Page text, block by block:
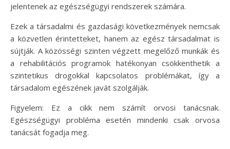
jelentenek az egészségügyi rendszerek számára.
Ezek a társadalmi és gazdasági következmények nemcsak
a közvetlen érintetteket, hanem az egész társadalmat is
sújtják. A közösségi szinten végzett megelőző munkák és
a rehabilitációs programok hatékonyan csökkenthetik a
szintetikus drogokkal kapcsolatos problémákat, így a
társadalom egészének javát szolgálják.
Figyelem: Ez a cikk nem számít orvosi tanácsnak.
Egészségügyi probléma esetén mindenki csak orvosa
tanácsát fogadja meg.